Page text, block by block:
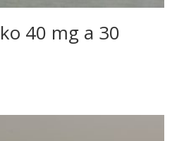
40 mg a 30